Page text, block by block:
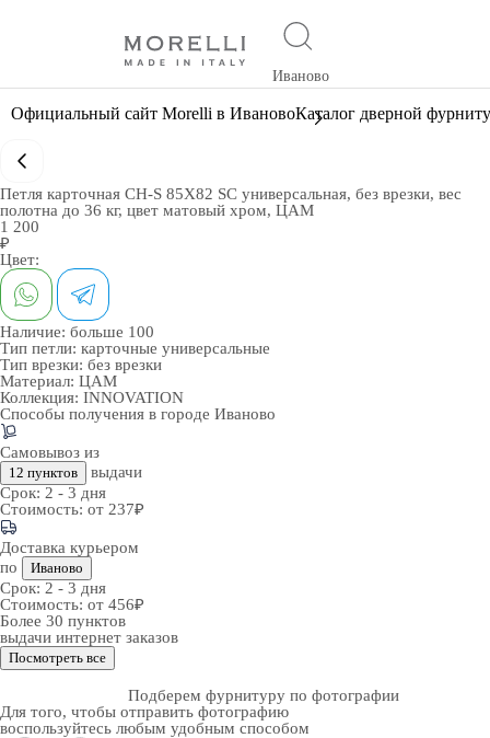
Иваново
Официальный сайт Morelli в ИвановоКаталог дверной
Петля карточная CH-S 85X82 SC универсальная, без врезки, вес
полотна до 36 кг, цвет матовый хром, ЦАМ
1 200
₽
Цвет:
Наличие: больше 100
Тип петли: карточные универсальные
Тип врезки: без врезки
Материал: ЦАМ
Коллекция: INNOVATION
Способы получения в городе Иваново
Самовывоз из
12 пунктов
выдачи
Срок: 2 - 3 дня
Стоимость: от 237₽
Доставка курьером
по
Иваново
Срок: 2 - 3 дня
Стоимость: от 456₽
Более 30 пунктов
выдачи интернет заказов
Посмотреть все
Подберем фурнитуру по фотографии
Для того, чтобы отправить фотографию
воспользуйтесь любым удобным способом